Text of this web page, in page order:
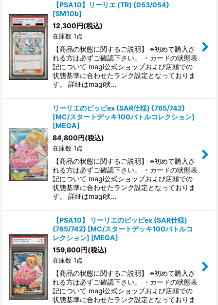
【PSA10】リーリエ (TR) {053/054}
[SM10b]
12,300円(税込)
在庫数 1点
【商品の状態に関するご説明】 ※初めて購入さ
れる方は必ずご確認下さい。 ・カードの状態表
記について magi公式ショップおよび店頭での
状態基準に合わせたランク設定となっておりま
す。 詳細はmagi状…
リーリエのピッピex (SAR仕様) {765/742}
[MC/スタートデッキ100バトルコレクション]
[MEGA]
84,800円(税込)
在庫数 1点
【商品の状態に関するご説明】 ※初めて購入さ
れる方は必ずご確認下さい。 ・カードの状態表
記について magi公式ショップおよび店頭での
状態基準に合わせたランク設定となっておりま
す。 詳細はmagi状…
【PSA10】 リーリエのピッピex (SAR仕様)
{765/742} [MC/スタートデッキ100バトルコ
レクション] [MEGA]
159,800円(税込)
在庫数 1点
【商品の状態に関するご説明】 ※初めて購入さ
れる方は必ずご確認下さい。 ・カードの状態表
記について magi公式ショップおよび店頭での
状態基準に合わせたランク設定となっておりま